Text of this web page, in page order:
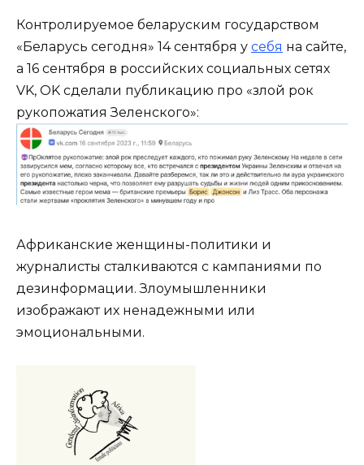
Контролируемое беларуским государством
«Беларусь сегодня» 14 сентября у себя на сайте,
а 16 сентября в российских социальных сетях
VK, OK сделали публикацию про «злой рок
рукопожатия Зеленского»:
Африканские женщины-политики и
журналисты сталкиваются с кампаниями по
дезинформации. Злоумышленники
изображают их ненадежными или
эмоциональными.